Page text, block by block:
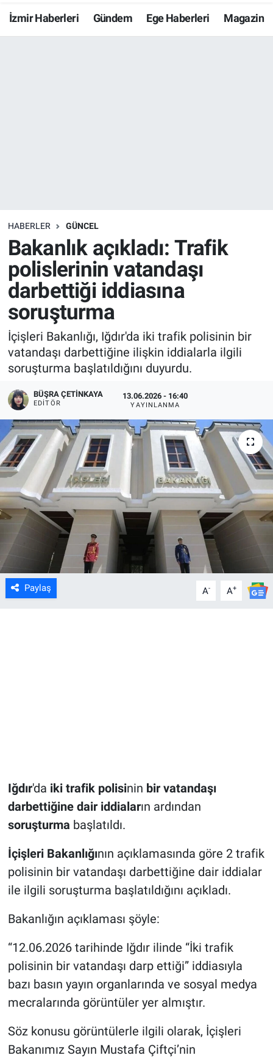
İzmir Haberleri Gündem Ege Haberleri Magazin
HABERLER GÜNCEL
Bakanlık açıkladı: Trafik
polislerinin vatandaşı
darbettiği iddiasına
soruşturma
İçişleri Bakanlığı, Iğdır'da iki trafik polisinin bir
vatandaşı darbettiğine ilişkin iddialarla ilgili
soruşturma başlatıldığını duyurdu.
BÜŞRA ÇETINKAYA
EDITÖR
13.06.2026 - 16:40
YAYINLANMA
Paylaş A- A+
Iğdır'da iki trafik polisinin bir vatandaşı
darbettiğine dair iddiaların ardından
soruşturma başlatıldı.
İçişleri Bakanlığının açıklamasında göre 2 trafik
polisinin bir vatandaşı darbettiğine dair iddialar
ile ilgili soruşturma başlatıldığını açıkladı.
Bakanlığın açıklaması şöyle:
“12.06.2026 tarihinde Iğdır ilinde “İki trafik
polisinin bir vatandaşı darp ettiği” iddiasıyla
bazı basın yayın organlarında ve sosyal medya
mecralarında görüntüler yer almıştır.
Söz konusu görüntülerle ilgili olarak, İçişleri
Bakanımız Sayın Mustafa Çiftçi’nin
Resmi İlanlar